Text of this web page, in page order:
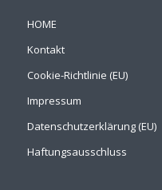
HOME
Kontakt
Cookie-Richtlinie (EU)
Impressum
Datenschutzerklärung (EU)
Haftungsausschluss